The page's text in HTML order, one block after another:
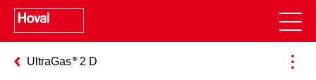
UltraGas 2 D